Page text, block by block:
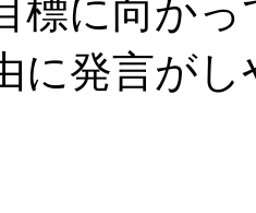
標に向か
に発言が